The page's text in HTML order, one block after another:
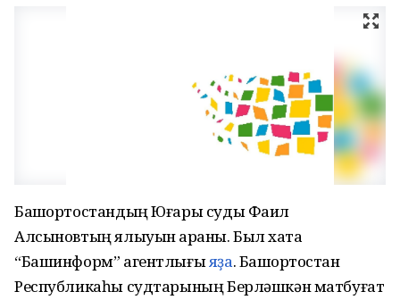
Башҡортостандың Юғары суды Фаил
Алсыновтың ялыуын ҡараны. Был хаҡта
“Башинформ” агентлығыяҙа. Башҡортостан
Республикаһы судтарының Берләшкән матбуғат